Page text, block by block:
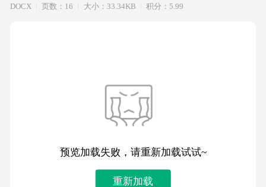
DOCX
页数：16 大小：33.34KB 积分：5.99
预览加载失败，请重新加载试试~
重新加载